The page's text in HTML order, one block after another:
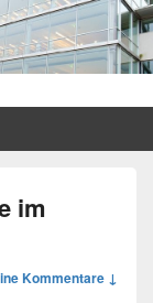
im
Kommentare ↓